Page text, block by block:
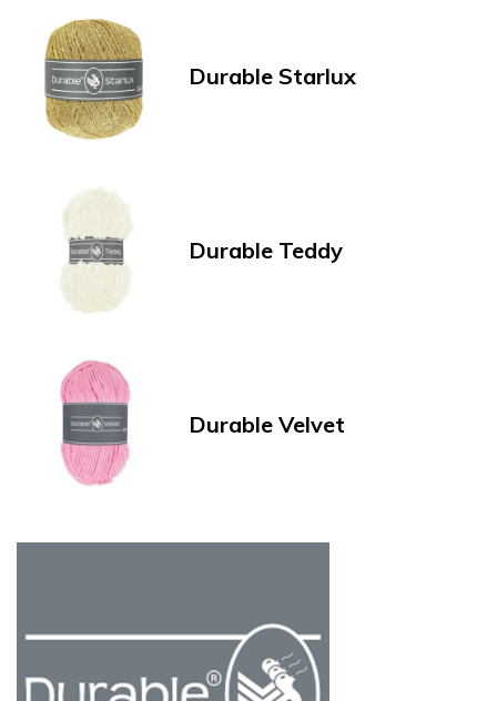
Durable Starlux
Durable Teddy
Durable Velvet